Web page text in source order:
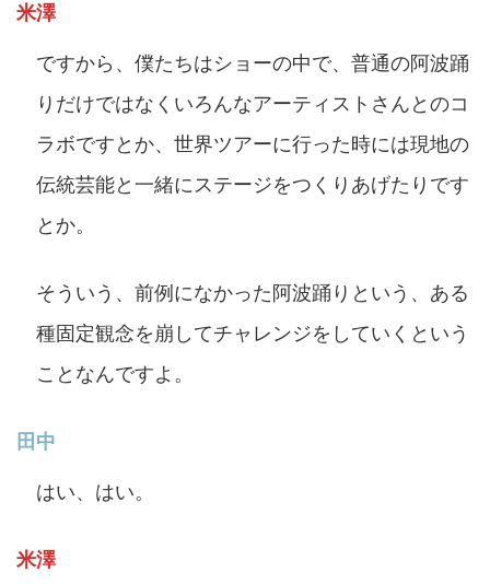
米澤
ですから、僕たちはショーの中で、普通の阿波踊
りだけではなくいろんなアーティストさんとのコ
ラボですとか、世界ツアーに行った時には現地の
伝統芸能と一緒にステージをつくりあげたりです
とか。
そういう、前例になかった阿波踊りという、ある
種固定観念を崩してチャレンジをしていくという
ことなんですよ。
田中
はい、はい。
米澤